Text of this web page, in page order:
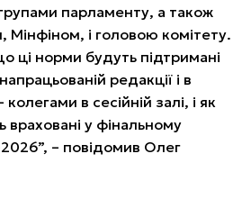
парламенту, а також
Мінфіном, і головою комітету.
ці норми будуть підтримані
редакції і в
колегами в сесійній залі, і як
враховані у фінальному
– повідомив Олег